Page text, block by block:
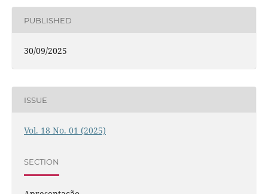
PUBLISHED
30/09/2025
ISSUE
Vol. 18 No. 01 (2025)
SECTION